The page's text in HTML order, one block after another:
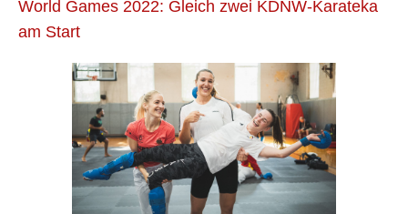
World Games 2022: Gleich zwei KDNW-Karateka
am Start